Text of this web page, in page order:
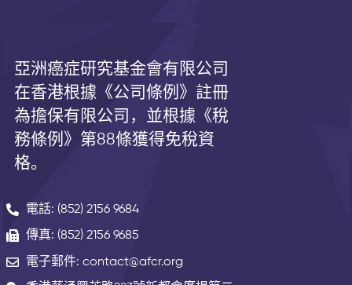
亞洲癌症研究基金會有限公司
在香港根據《公司條例》註冊
為擔保有限公司，並根據《稅
務條例》第88條獲得免稅資
格。
電話: (852) 2156 9684
傳真: (852) 2156 9685
電子郵件: contact@afcr.org